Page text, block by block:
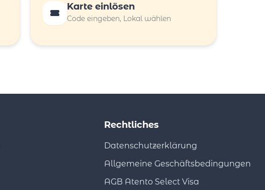
Karte einlösen
Code eingeben, Lokal wählen
Rechtliches
Datenschutzerklärung
Allgemeine Geschäftsbedingungen
AGB Atento Select Visa